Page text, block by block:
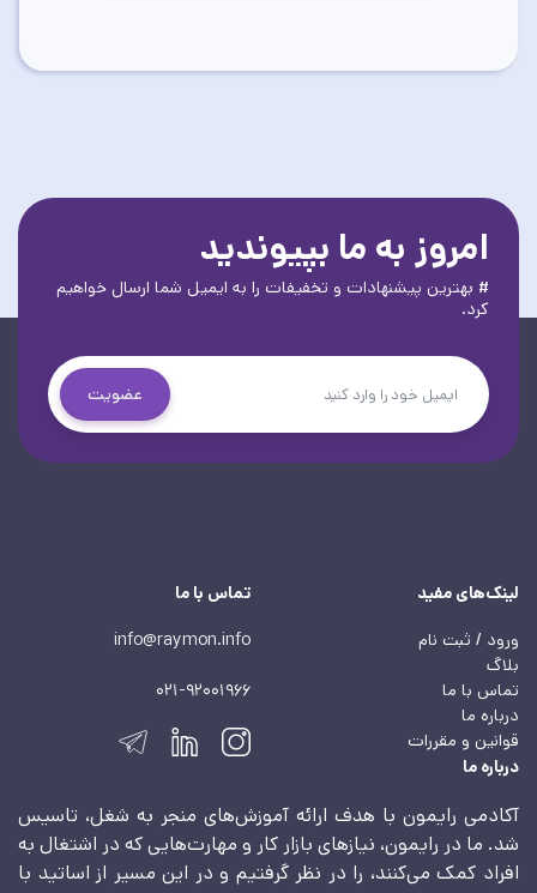
امروز به ما بپیوندید
# بهترین پیشنهادات و تخفیفات را به ایمیل شما ارسال خواهیم
کرد.
عضویت
لینک‌های مفید
ورود / ثبت نام
بلاگ
تماس با ما
درباره ما
قوانین و مقررات
تماس با ما
info@raymon.info
021-92001966
درباره ما
آکادمی رایمون با هدف ارائه آموزش‌های منجر به شغل، تاسیس
شد. ما در رایمون، نیازهای بازار کار و مهارت‌هایی که در اشتغال به
افراد کمک می‌کنند، را در نظر گرفتیم و در این مسیر از اساتید با